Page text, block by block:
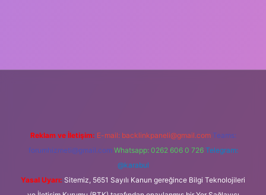
Reklam ve İletişim: E-mail: backlinkpaneli@gmail.com Teams:
forumhizmeti@gmail.com Whatsapp: 0262 606 0 726 Telegram:
@karabul
Yasal Uyarı: Sitemiz, 5651 Sayılı Kanun gereğince Bilgi Teknolojileri